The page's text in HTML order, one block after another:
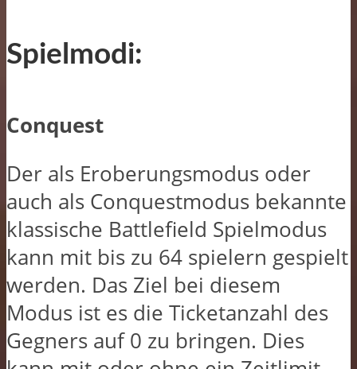
Spielmodi:
Conquest
Der als Eroberungsmodus oder
auch als Conquestmodus bekannte
klassische Battlefield Spielmodus
kann mit bis zu 64 spielern gespielt
werden. Das Ziel bei diesem
Modus ist es die Ticketanzahl des
Gegners auf 0 zu bringen. Dies